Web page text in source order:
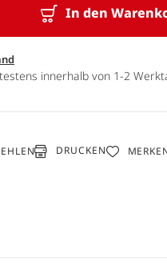
In den
innerhalb von 1-2
DRUCKEN